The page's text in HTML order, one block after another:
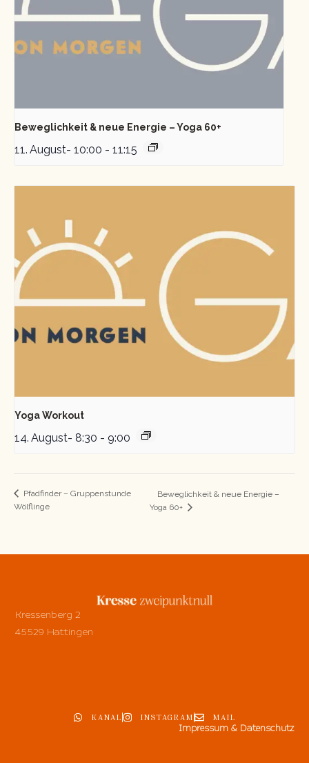
Beweglichkeit & neue Energie – Yoga 60+
11. August- 10:00 - 11:15
Yoga Workout
14. August- 8:30 - 9:00
Pfadfinder – Gruppenstunde
Wölflinge
Beweglichkeit & neue Energie –
Yoga 60+
Kressenberg 2
45529 Hattingen
KANAL INSTAGRAM MAIL
Impressum & Datenschutz